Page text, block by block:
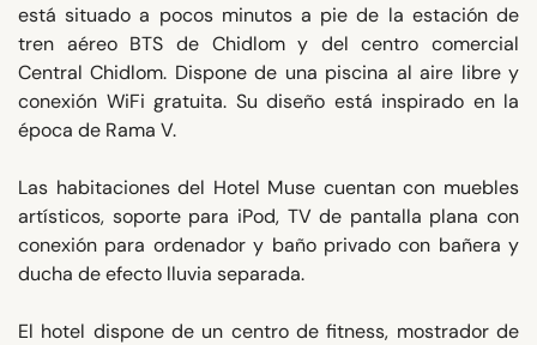
está situado a pocos minutos a pie de la estación de
tren aéreo BTS de Chidlom y del centro comercial
Central Chidlom. Dispone de una piscina al aire libre y
conexión WiFi gratuita. Su diseño está inspirado en la
época de Rama V.
Las habitaciones del Hotel Muse cuentan con muebles
artísticos, soporte para iPod, TV de pantalla plana con
conexión para ordenador y baño privado con bañera y
ducha de efecto lluvia separada.
El hotel dispone de un centro de fitness, mostrador de